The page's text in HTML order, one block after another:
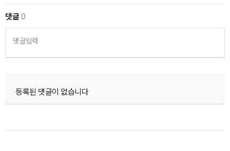
댓글0
댓글입력
등록된 댓글이 없습니다